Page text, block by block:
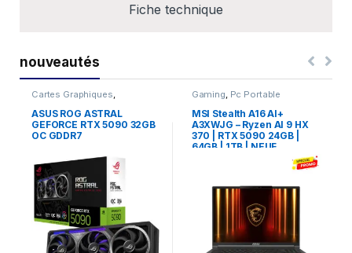
Fiche technique
nouveautés
Cartes Graphiques
Composants Gaming
ASUS ROG ASTRAL
GEFORCE RTX 5090 32GB
OC GDDR7
Gaming Pc Portable
MSI Stealth A16 AI+
A3XWJG – Ryzen AI 9 HX
370 | RTX 5090 24GB |
64GB | 1TB | NEUF